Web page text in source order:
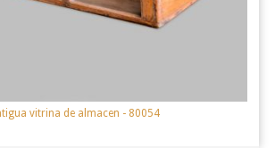
vitrina de almacen - 80054